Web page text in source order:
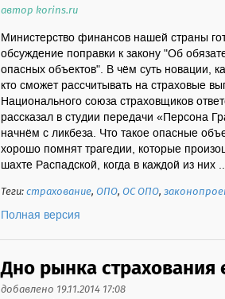
автор korins.ru
Министерство финансов нашей страны
обсуждение поправки к закону "Об
опасных объектов". В чём суть новации,
кто сможет рассчитывать на страховые
Национального союза страховщиков
рассказал в студии передачи «Персона
начнём с ликбеза. Что такое опасные
хорошо помнят трагедии, которые
шахте Распадской, когда в каждой из них
Теги:страхование,ОПО,ОС ОПО,
Полная версия
Дно рынка страхования
добавлено 19.11.2014 17:08